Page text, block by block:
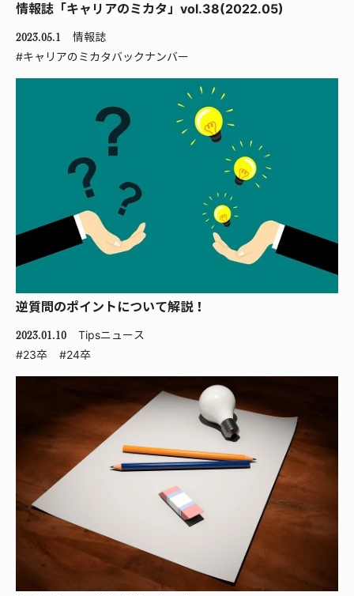
情報誌「キャリアのミカタ」vol.38(2022.05)
2023.05.1
情報誌
#キャリアのミカタバックナンバー
逆質問のポイントについて解説！
2023.01.10 Tipsニュース
#23卒
#24卒